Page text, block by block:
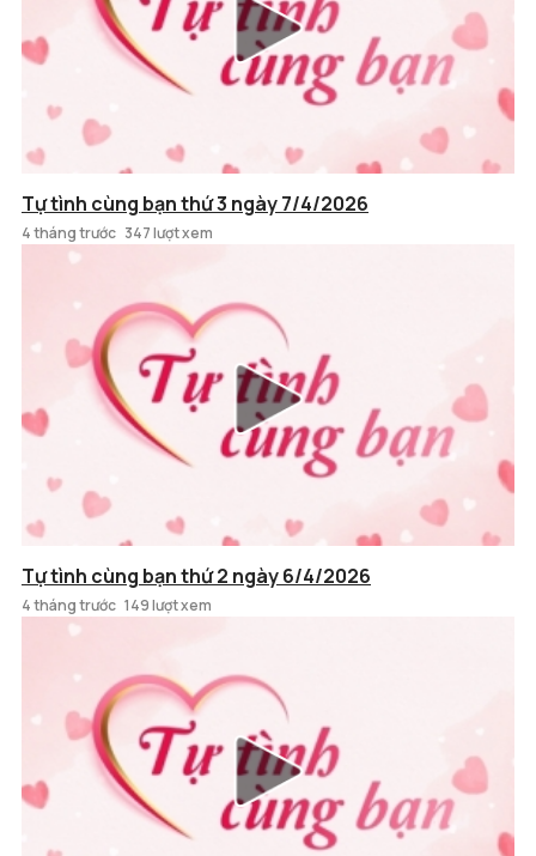
Tự tình cùng bạn thứ 3 ngày 7/4/2026
4 tháng trước 347 lượt xem
Tự tình cùng bạn thứ 2 ngày 6/4/2026
4 tháng trước 149 lượt xem